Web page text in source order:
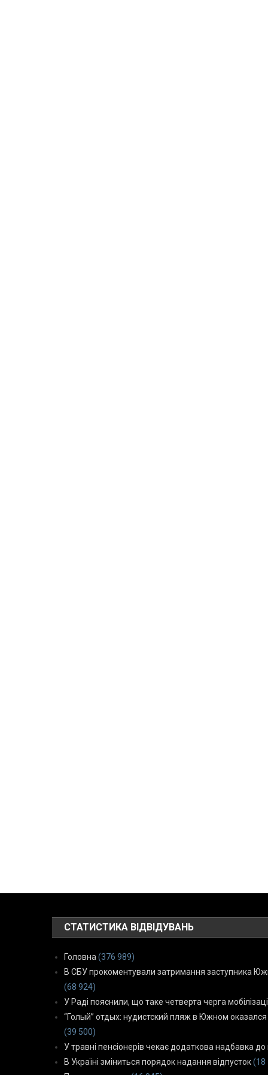
СТАТИСТИКА ВІДВІДУВАНЬ
Головна (376 989)
В СБУ прокоментували затримання заступника
(68 924)
У Раді пояснили, що таке четверта черга
“Голый” отдых: нудистский пляж в Южном
(39 500)
У травні пенсіонерів чекає додаткова надбавка до
В Україні зміниться порядок надання відпусток (18